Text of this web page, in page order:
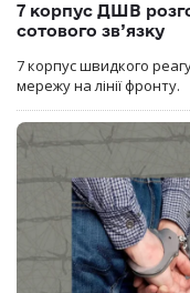
7 корпус ДШВ
сотового зв’язку
7 корпус швидкого
мережу на лінії фронту.